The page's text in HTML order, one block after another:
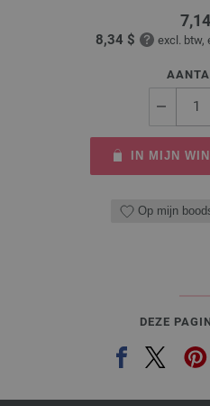
8,34 $ excl. btw,
IN MIJN
Op mijn
DEZE